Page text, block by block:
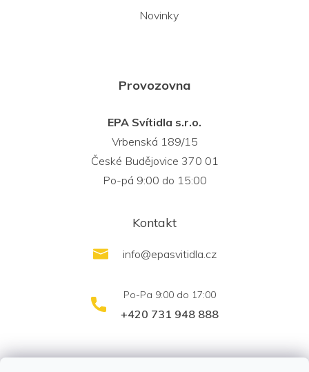
Novinky
Provozovna
EPA Svítidla s.r.o.
Vrbenská 189/15
České Budějovice 370 01
Po-pá 9:00 do 15:00
Kontakt
info@epasvitidla.cz
+420 731 948 888